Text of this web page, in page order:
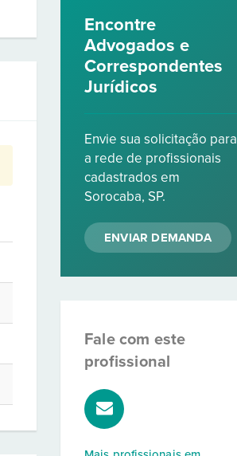
Encontre
Advogados e
Correspondentes
Jurídicos
Envie sua solicitação para
a rede de profissionais
cadastrados em
Sorocaba, SP.
ENVIAR DEMANDA
Fale com este
profissional